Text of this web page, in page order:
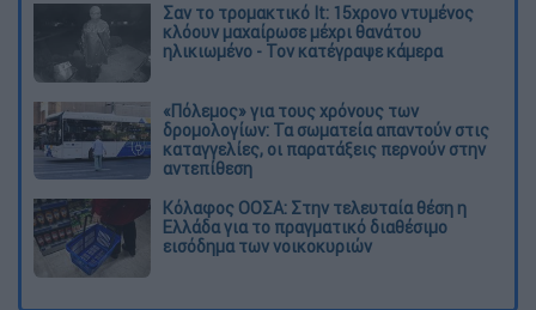
Σαν το τρομακτικό It: 15χρονο ντυμένος
κλόουν μαχαίρωσε μέχρι θανάτου
ηλικιωμένο - Τον κατέγραψε κάμερα
«Πόλεμος» για τους χρόνους των
δρομολογίων: Τα σωματεία απαντούν στις
καταγγελίες, οι παρατάξεις περνούν στην
αντεπίθεση
Κόλαφος ΟΟΣΑ: Στην τελευταία θέση η
Ελλάδα για το πραγματικό διαθέσιμο
εισόδημα των νοικοκυριών